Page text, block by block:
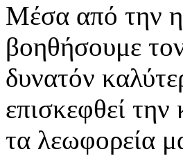
Μέσα από την
βοηθήσουμε
δυνατόν
επισκεφθεί
τα λεωφορεία